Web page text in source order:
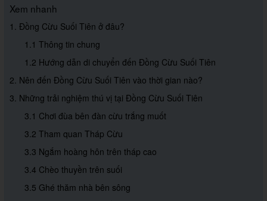
Xem nhanh
1. Đồng Cừu Suối Tiên ở đâu?
1.1 Thông tin chung
1.2 Hướng dẫn di chuyển đến Đồng Cừu Suối Tiên
2. Nên đến Đồng Cừu Suối Tiên vào thời gian nào?
3. Những trải nghiệm thú vị tại Đồng Cừu Suối Tiên
3.1 Chơi đùa bên đàn cừu trắng muốt
3.2 Tham quan Tháp Cừu
3.3 Ngắm hoàng hôn trên tháp cao
3.4 Chèo thuyền trên suối
3.5 Ghé thăm nhà bên sông